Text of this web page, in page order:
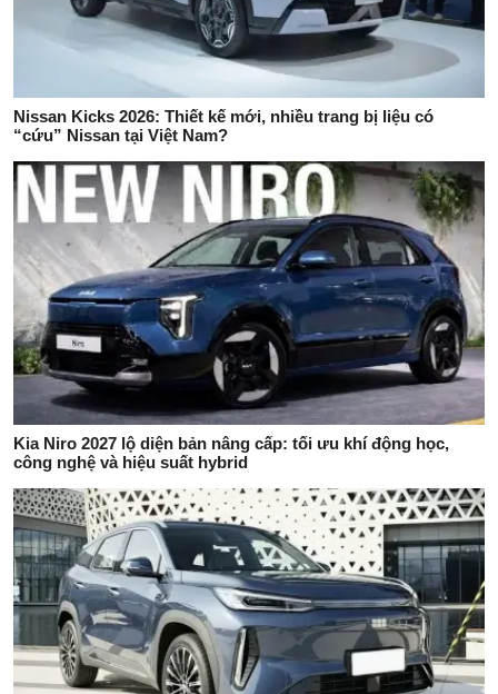
Nissan Kicks 2026: Thiết kế mới, nhiều trang bị liệu có
“cứu” Nissan tại Việt Nam?
Kia Niro 2027 lộ diện bản nâng cấp: tối ưu khí động học,
công nghệ và hiệu suất hybrid